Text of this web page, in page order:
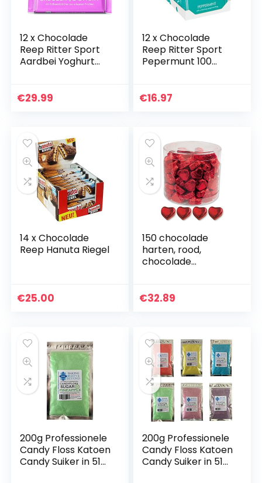
12 x Chocolade
Reep Ritter Sport
Aardbei Yoghurt
€29.99
12 x Chocolade
Reep Ritter Sport
Pepermunt 100
€16.97
14 x Chocolade
Reep Hanuta Riegel
€25.00
150 chocolade
harten, rood,
chocolade
€32.89
200g Professionele
Candy Floss Katoen
Candy Suiker in 51
200g Professionele
Candy Floss Katoen
Candy Suiker in 51